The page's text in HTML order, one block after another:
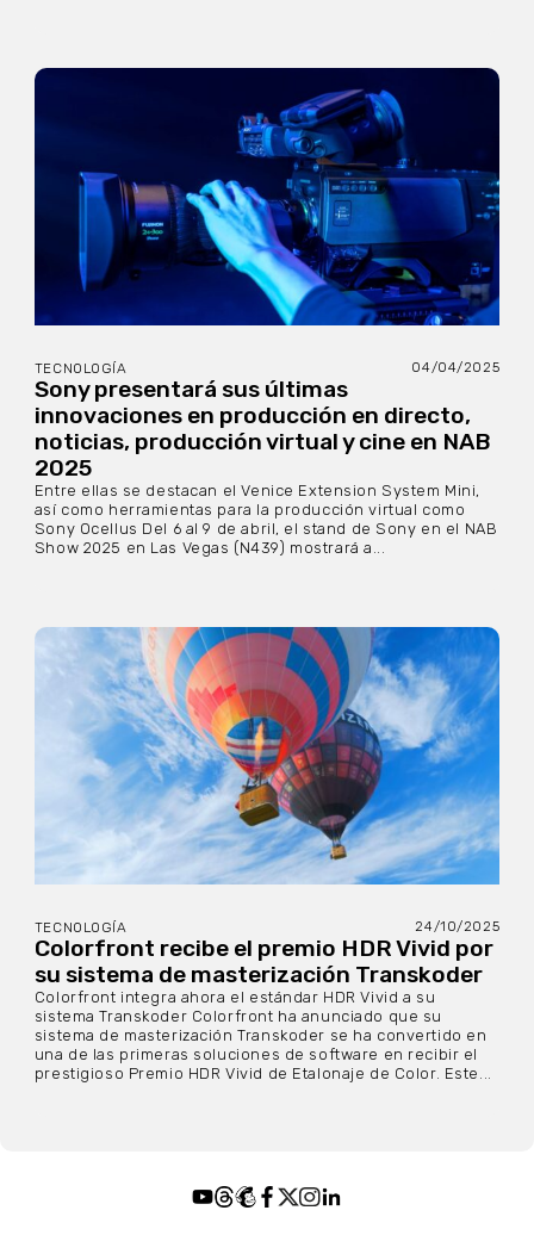
TECNOLOGÍA 04/04/2025
Sony presentará sus últimas
innovaciones en producción en directo,
noticias, producción virtual y cine en NAB
2025
Entre ellas se destacan el Venice Extension System Mini,
así como herramientas para la producción virtual como
Sony Ocellus Del 6 al 9 de abril, el stand de Sony en el NAB
Show 2025 en Las Vegas (N439) mostrará a...
TECNOLOGÍA 24/10/2025
Colorfront recibe el premio HDR Vivid por
su sistema de masterización Transkoder
Colorfront integra ahora el estándar HDR Vivid a su
sistema Transkoder Colorfront ha anunciado que su
sistema de masterización Transkoder se ha convertido en
una de las primeras soluciones de software en recibir el
prestigioso Premio HDR Vivid de Etalonaje de Color. Este...